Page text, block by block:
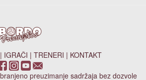
IGRAČI | TRENERI | KONTAKT
preuzimanje sadržaja bez dozvole